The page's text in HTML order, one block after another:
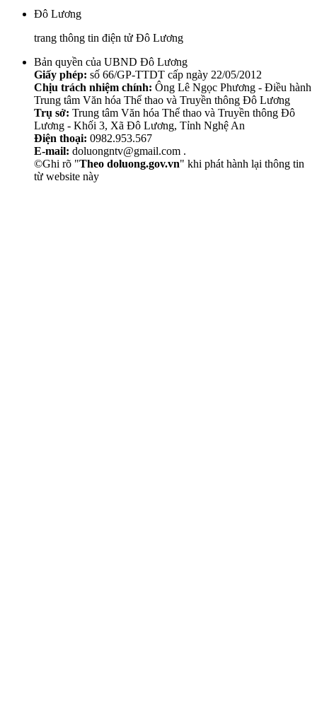
Đô Lương
trang thông tin điện tử Đô Lương
Bản quyền của UBND Đô Lương
Giấy phép: số 66/GP-TTDT cấp ngày 22/05/2012
Chịu trách nhiệm chính: Ông Lê Ngọc Phương - Điều hành
Trung tâm Văn hóa Thể thao và Truyền thông Đô Lương
Trụ sở: Trung tâm Văn hóa Thể thao và Truyền thông Đô
Lương - Khối 3, Xã Đô Lương, Tỉnh Nghệ An
Điện thoại: 0982.953.567
E-mail: doluongntv@gmail.com .
©Ghi rõ "Theo doluong.gov.vn" khi phát hành lại thông tin
từ website này